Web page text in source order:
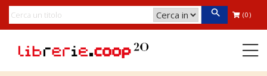
(0)